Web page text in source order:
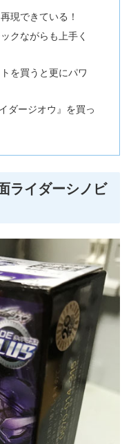
現できている！
クながらも上手く
を買うと更にパワ
ダージオウ』を買っ
イダーシノビ